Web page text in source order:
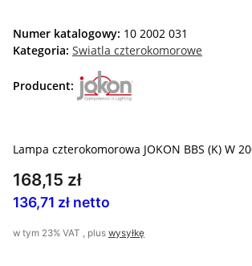
Numer katalogowy: 10 2002 031
Kategoria: Swiatla czterokomorowe
Producent:
Lampa czterokomorowa JOKON BBS (K) W
168,15 zł
136,71 zł netto
w tym 23% VAT , plus wysyłkę